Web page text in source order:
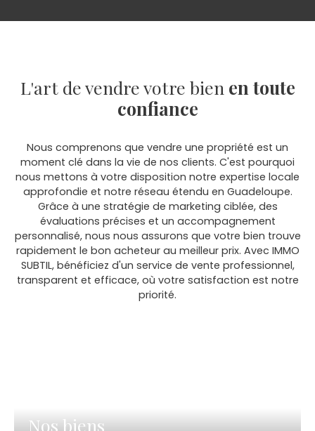
L'art de vendre votre bien en toute
confiance
Nous comprenons que vendre une propriété est un
moment clé dans la vie de nos clients. C'est pourquoi
nous mettons à votre disposition notre expertise locale
approfondie et notre réseau étendu en Guadeloupe.
Grâce à une stratégie de marketing ciblée, des
évaluations précises et un accompagnement
personnalisé, nous nous assurons que votre bien trouve
rapidement le bon acheteur au meilleur prix. Avec IMMO
SUBTIL, bénéficiez d'un service de vente professionnel,
transparent et efficace, où votre satisfaction est notre
priorité.
Nos biens